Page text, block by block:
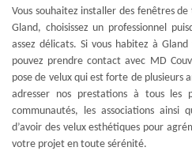
Vous souhaitez installer des fenêtres
Gland, choisissez un professionnel
assez délicats. Si vous habitez à
pouvez prendre contact avec MD
pose de velux qui est forte de plusieurs
adresser nos prestations à tous les
communautés, les associations ainsi
d’avoir des velux esthétiques pour
votre projet en toute sérénité.